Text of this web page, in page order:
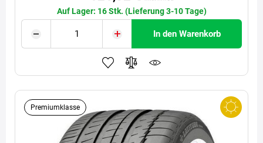
Auf Lager: 16 Stk. (Lieferung 3-10 Tage)
In den Warenkorb
Premiumklasse